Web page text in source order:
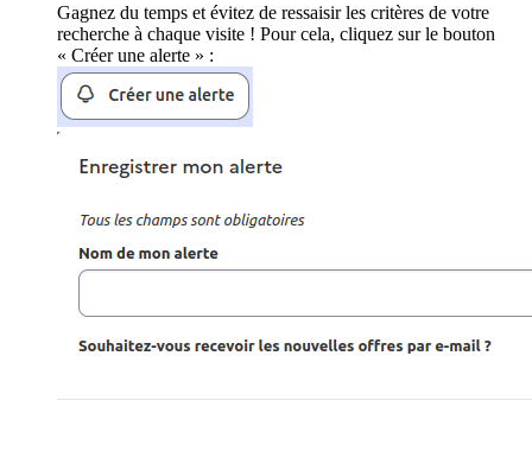
Gagnez du temps et évitez de ressaisir les critères de votre
recherche à chaque visite ! Pour cela, cliquez sur le bouton
« Créer une alerte » :